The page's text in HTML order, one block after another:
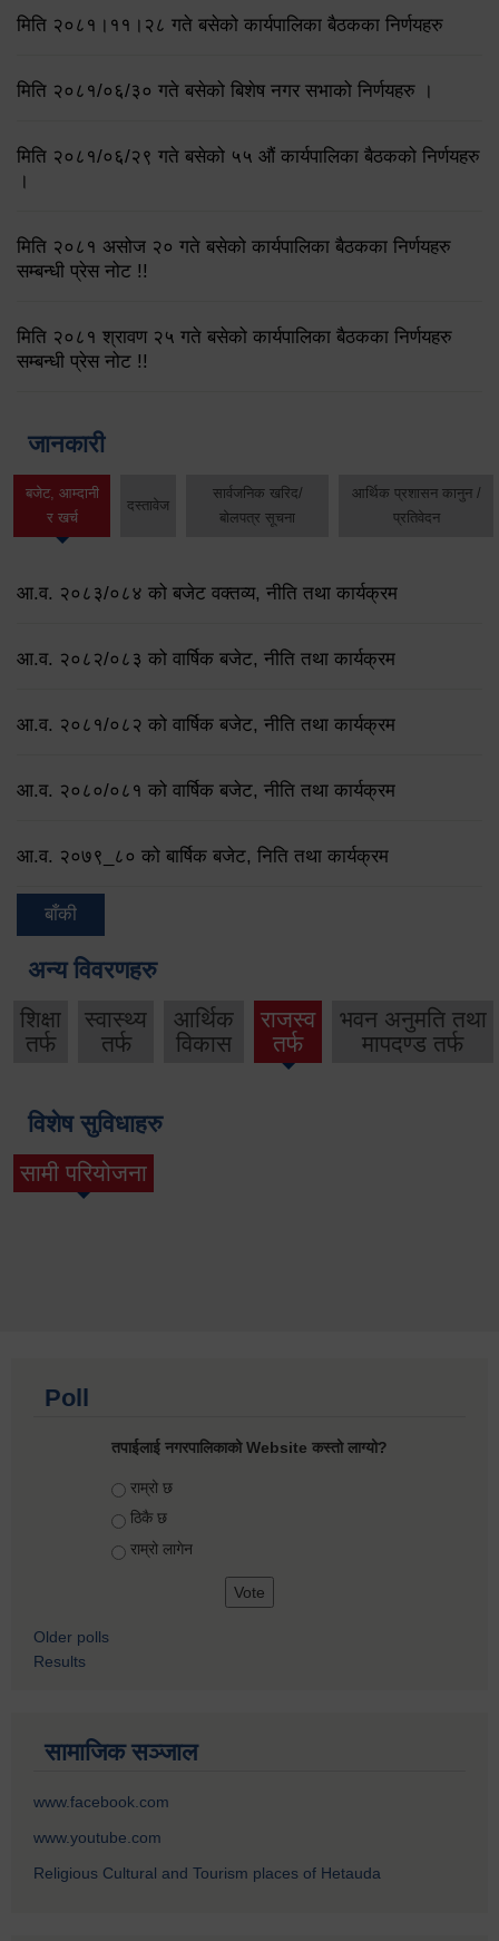
मिति २०८१।११।२८ गते बसेको कार्यपालिका बैठकका निर्णयहरु
मिति २०८१/०६/३० गते बसेको बिशेष नगर सभाको निर्णयहरु ।
मिति २०८१/०६/२९ गते बसेको ५५ औं कार्यपालिका बैठकको निर्णयहरु
।
मिति २०८१ असोज २० गते बसेको कार्यपालिका बैठकका निर्णयहरु
सम्बन्धी प्रेस नोट !!
मिति २०८१ श्रावण २५ गते बसेको कार्यपालिका बैठकका निर्णयहरु
सम्बन्धी प्रेस नोट !!
जानकारी
बजेट, आम्दानी
र खर्च
दस्तावेज
सार्वजनिक खरिद/
बोलपत्र सूचना
आर्थिक प्रशासन कानुन /
प्रतिवेदन
आ.व. २०८३/०८४ को बजेट वक्तव्य, नीति तथा कार्यक्रम
आ.व. २०८२/०८३ को वार्षिक बजेट, नीति तथा कार्यक्रम
आ.व. २०८१/०८२ को वार्षिक बजेट, नीति तथा कार्यक्रम
आ.व. २०८०/०८१ को वार्षिक बजेट, नीति तथा कार्यक्रम
आ.व. २०७९‌_८० को बार्षिक बजेट, निति तथा कार्यक्रम
बाँकी
अन्य विवरणहरु
शिक्षा
तर्फ
स्वास्थ्य
तर्फ
आर्थिक
विकास
राजस्व
तर्फ
भवन अनुमति तथा
मापदण्ड तर्फ
विशेष सुविधाहरु
सामी परियोजना
(active tab)
Poll
तपाईलाई नगरपालिकाको Website कस्तो लाग्यो?
Choices
राम्रो छ
ठिकै छ
राम्रो लागेन
Older polls
Results
सामाजिक सञ्जाल
www.facebook.com
www.youtube.com
Religious Cultural and Tourism places of Hetauda